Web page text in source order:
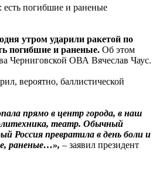
утром ударили ракетой по
погибшие и раненые. Об этом
Черниговской ОВА Вячеслав Чаус.
вероятно, баллистической
прямо в центр города, в наш
театр. Обычный
Россия превратила в день боли и
раненые…», – заявил президент